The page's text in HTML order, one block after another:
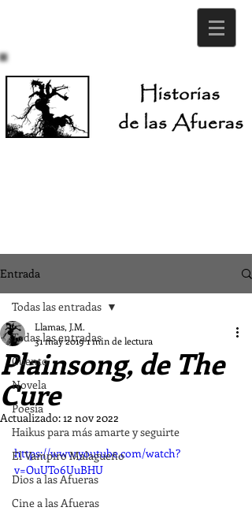
Entrada
Todas las entradas
Cuento
Novela
Poesía
Haikus para más amarte y seguirte
El Vampiro Malagueño
Dios a las Afueras
Cine a las Afueras
Todas las entradas
Plainsong, de The
Cure
Llamas, J.M.
31 may 20191 min de lectura
Actualizado:12 nov 2022
https://www.youtube.com/watch?
v=OuUTo6UuBHU